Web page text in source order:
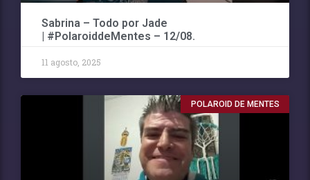
Sabrina – Todo por Jade
| #PolaroiddeMentes – 12/08.
11 agosto, 2025
POLAROID DE MENTES